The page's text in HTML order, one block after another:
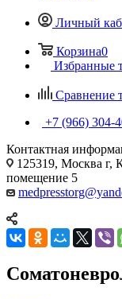
Личный
Корзина0
Избранные
Сравнение
+7 (966) 304-
Контактная
125319, Москва г,
помещение 5